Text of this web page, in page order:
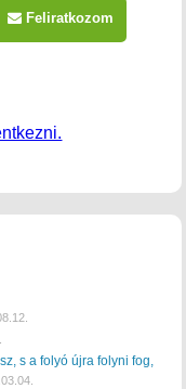
Feliratkozom
s a folyó újra folyni fog,